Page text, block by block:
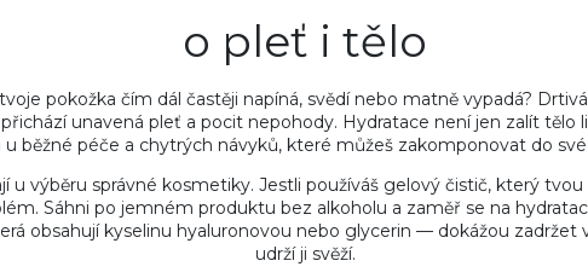
o pleť i tělo
pokožka čím dál častěji napíná, svědí nebo matně vypadá?
unavená pleť a pocit nepohody. Hydratace není jen zalít tělo
u běžné péče a chytrých návyků, které můžeš zakomponovat do
u výběru správné kosmetiky. Jestli používáš gelový čistič, který
Sáhni po jemném produktu bez alkoholu a zaměř se na
obsahují kyselinu hyaluronovou nebo glycerin — dokážou zadržet
udrží ji svěží.